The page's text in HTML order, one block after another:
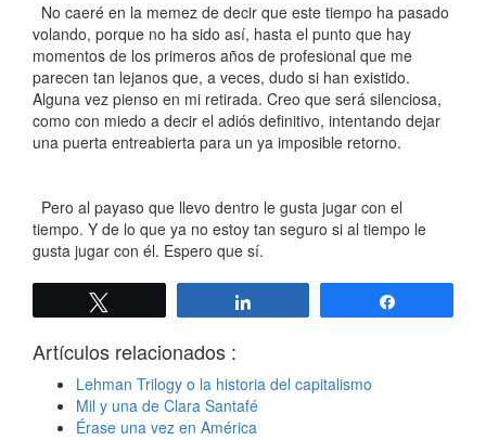
No caeré en la memez de decir que este tiempo ha pasado
volando, porque no ha sido así, hasta el punto que hay
momentos de los primeros años de profesional que me
parecen tan lejanos que, a veces, dudo si han existido.
Alguna vez pienso en mi retirada. Creo que será silenciosa,
como con miedo a decir el adiós definitivo, intentando dejar
una puerta entreabierta para un ya imposible retorno.
Pero al payaso que llevo dentro le gusta jugar con el
tiempo. Y de lo que ya no estoy tan seguro si al tiempo le
gusta jugar con él. Espero que sí.
Artículos relacionados :
Lehman Trilogy o la historia del capitalismo
Mil y una de Clara Santafé
Érase una vez en América